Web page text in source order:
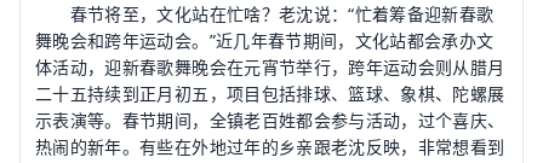
春节将至，文化站在忙啥？老沈说：“忙着筹备迎新春歌
舞晚会和跨年运动会。”近几年春节期间，文化站都会承办文
体活动，迎新春歌舞晚会在元宵节举行，跨年运动会则从腊月
二十五持续到正月初五，项目包括排球、篮球、象棋、陀螺展
示表演等。春节期间，全镇老百姓都会参与活动，过个喜庆、
热闹的新年。有些在外地过年的乡亲跟老沈反映，非常想看到